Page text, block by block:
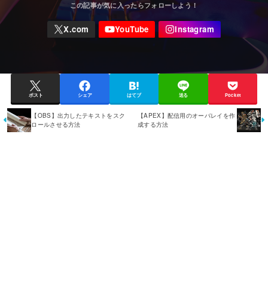
ポスト シェア はてブ 送る Pocket
【OBS】出力したテキストをスク
ロールさせる方法
【APEX】配信用のオーバレイを作
成する方法